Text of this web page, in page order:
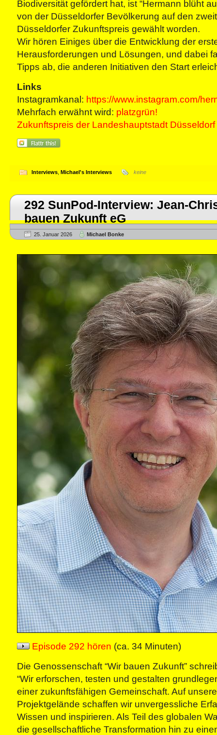
Biodiversität gefördert hat, ist “Hermann blüht
von der Düsseldorfer Bevölkerung auf den
Düsseldorfer Zukunftspreis gewählt worden.
Wir hören Einiges über die Entwicklung der
Herausforderungen und Lösungen, und dabei
Tipps ab, die anderen Initiativen den Start
Links
Instagramkanal: https://www.instagram.com/
Mehrfach erwähnt wird: platzgrün!
Zukunftspreis der Landeshauptstadt Düsseldorf
Interviews Michael's Interviews keine
292 SunPod-Interview: Jean-
bauen Zukunft eG
25. Januar 2026 Michael Bonke
Episode 292 hören (ca. 34 Minuten)
Die Genossenschaft “Wir bauen Zukunft”
“Wir erforschen, testen und gestalten
einer zukunftsfähigen Gemeinschaft. Auf
Projektgelände schaffen wir unvergessliche
Wissen und inspirieren. Als Teil des globalen
die gesellschaftliche Transformation hin zu